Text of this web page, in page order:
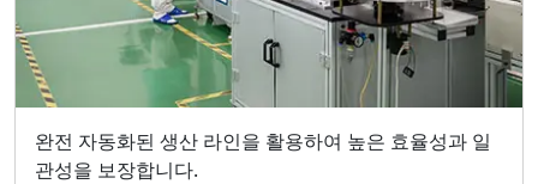
완전 자동화된 생산 라인을 활용하여 높은 효율성과 일
관성을 보장합니다.